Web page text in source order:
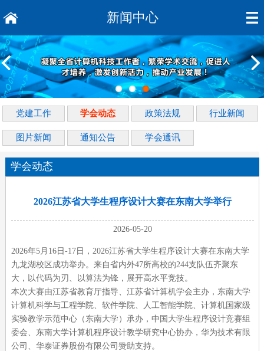
新闻中心
党建工作 学会动态 政策法规 行业新闻
图片新闻 通知公告 学会通讯
学会动态
2026江苏省大学生程序设计大赛在东南大学举行
2026-05-20
2026年5月16日-17日，2026江苏省大学生程序设计大赛在东南大学
九龙湖校区成功举办。来自省内外47所高校的244支队伍齐聚东
大，以代码为刃、以算法为锋，展开高水平竞技。
本次大赛由江苏省教育厅指导、江苏省计算机学会主办，东南大学
计算机科学与工程学院、软件学院、人工智能学院、计算机国家级
实验教学示范中心（东南大学）承办，中国大学生程序设计竞赛组
委会、东南大学计算机程序设计教学研究中心协办，华为技术有限
公司、华泰证券股份有限公司赞助支持。